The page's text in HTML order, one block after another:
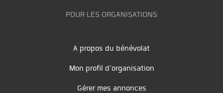
POUR LES ORGANISATIONS
A propos du bénévolat
Mon profil d'organisation
Gérer mes annonces